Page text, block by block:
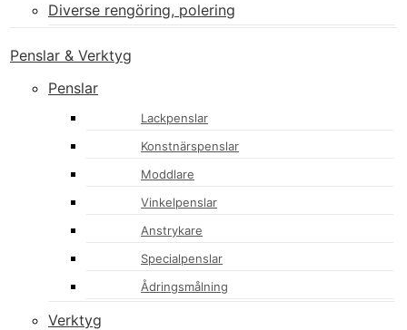
Diverse rengöring, polering
Penslar & Verktyg
Penslar
Lackpenslar
Konstnärspenslar
Moddlare
Vinkelpenslar
Anstrykare
Specialpenslar
Ådringsmålning
Verktyg